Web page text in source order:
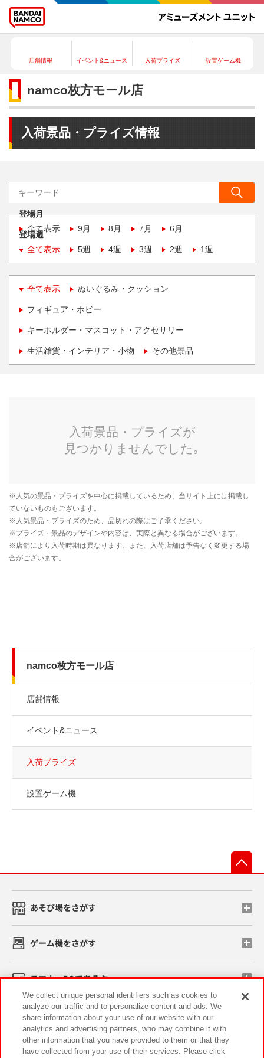
店舗情報 イベント&ニュース 入荷プライズ 設置ゲーム機
namco枚方モール店
入荷景品・プライズ情報
登場月
全て表示
9月 8月 7月 6月
登場週
全て表示
5週 4週 3週 2週 1週
全て表示 ぬいぐるみ・クッション
フィギュア・ホビー
キーホルダー・マスコット・アクセサリー
生活雑貨・インテリア・小物 その他景品
namco枚方モール店
店舗情報
イベント&ニュース
入荷プライズ
設置ゲーム機
あそび場をさがす
ゲーム機をさがす
スマホ・PCであそぶ
イベント・キャンペーン
We collect unique personal identifiers such as cookies to
analyze our traffic and to personalize content and ads. We
share information about your use of our website with our
analytics and advertising partners, who may combine it with
other information that you have provided to them or that they
have collected from your use of their services. Please click